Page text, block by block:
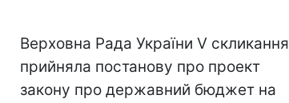
Верховна Рада України V скликання
прийняла постанову про проект
закону про державний бюджет на